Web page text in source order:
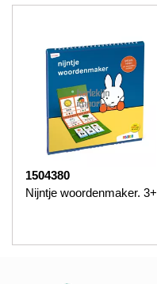
1504380
Nijntje woordenmaker. 3+